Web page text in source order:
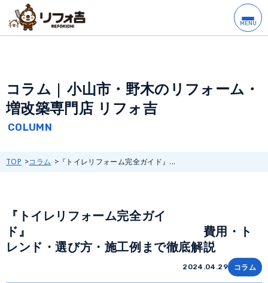
コラム | 小山市・野木のリフォーム・
増改築専門店 リフォ吉
TOP コラム 『トイレリフォーム完全ガイド』...
『トイレリフォーム完全ガイ
ド』 費用・ト
レンド・選び方・施工例まで徹底解説
2024.04.29 コラム